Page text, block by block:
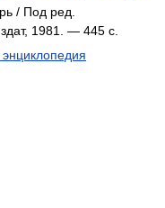
/ Под ред.
1981. — 445 с.